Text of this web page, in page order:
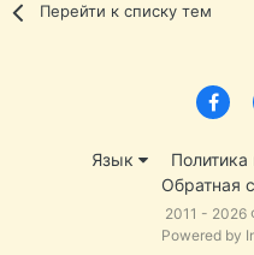
Перейти к списку тем
Язык
Обратная
2011 - 2026
Powered by